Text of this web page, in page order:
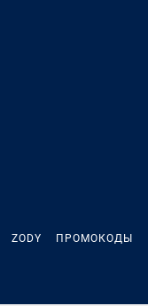
ZODY ПРОМОКОДЫ